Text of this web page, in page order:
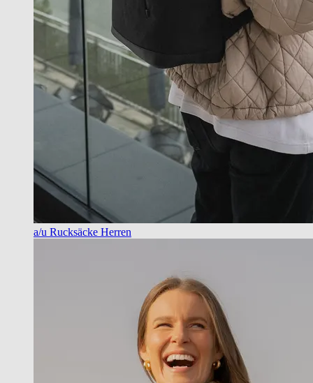
a/u Rucksäcke Herren